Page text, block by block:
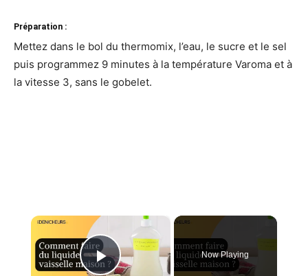
Préparation :
Mettez dans le bol du thermomix, l’eau, le sucre et le sel
puis programmez 9 minutes à la température Varoma et à
la vitesse 3, sans le gobelet.
Now Playing